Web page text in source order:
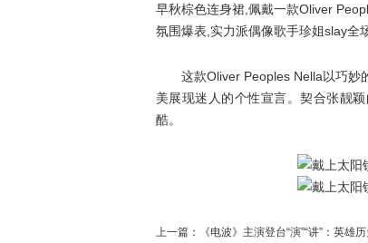
早秋棕色连身裙,佩戴一款Oliver
氛围爆表,实力派偶像歌手珍姐slay全场
这款Oliver Peoples Nella以巧妙的
美展现迷人的个性宣言。契合张靓
酷。
上一篇： 《电波》主演登台“演”“讲”：英